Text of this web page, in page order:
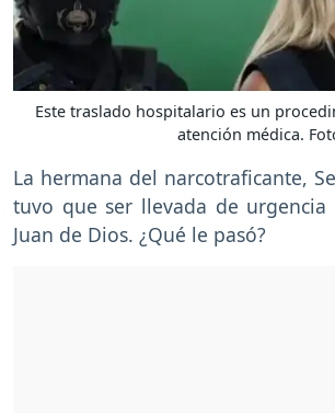
Este traslado hospitalario es un
atención médica.
La hermana del narcotraficante,
tuvo que ser llevada de urgencia
Juan de Dios. ¿Qué le pasó?